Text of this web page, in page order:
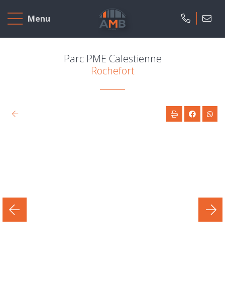
Menu
Home
Te
Parc PME Calestienne
Rochefort